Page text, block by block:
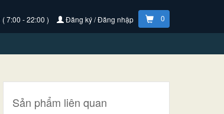
( 7:00 - 22:00 ) Đăng ký / Đăng nhập 0
Sản phẩm liên quan